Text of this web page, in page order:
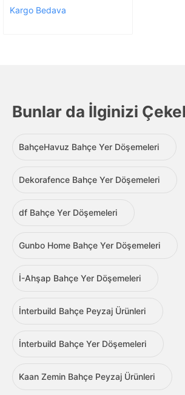
Kargo Bedava
Bunlar da İlginizi
BahçeHavuz Bahçe Yer Döşemeleri
Dekorafence Bahçe Yer Döşemeleri
df Bahçe Yer Döşemeleri
Gunbo Home Bahçe Yer Döşemeleri
İ-Ahşap Bahçe Yer Döşemeleri
İnterbuild Bahçe Peyzaj Ürünleri
İnterbuild Bahçe Yer Döşemeleri
Kaan Zemin Bahçe Peyzaj Ürünleri